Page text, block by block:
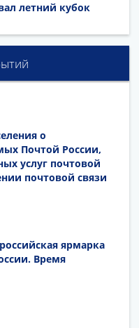
летний кубок
о
Почтой России,
услуг почтовой
почтовой связи
ярмарка
Время